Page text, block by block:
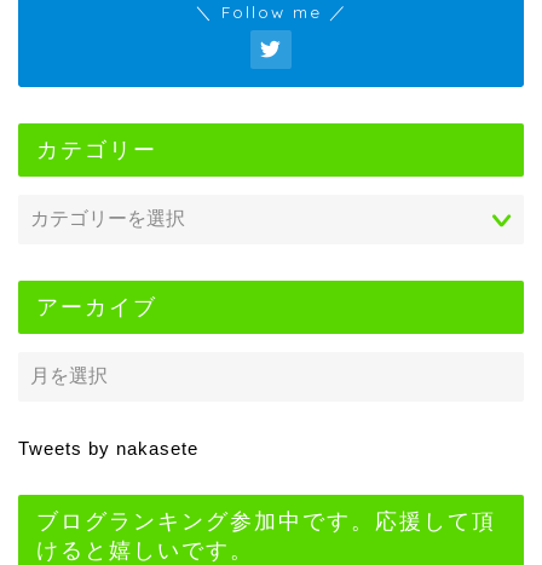
＼ Follow me ／
カテゴリー
アーカイブ
Tweets by nakasete
ブログランキング参加中です。応援して頂
けると嬉しいです。